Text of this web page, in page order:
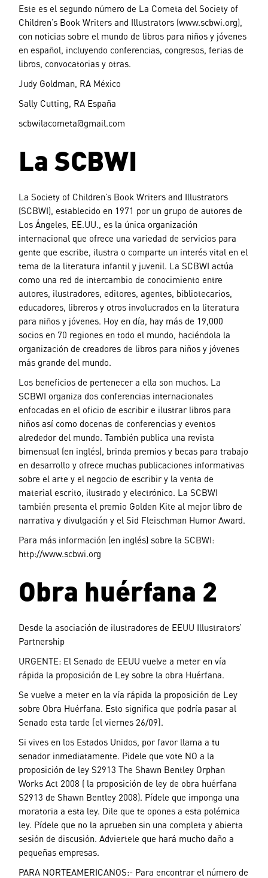
Este es el segundo número de La Cometa del Society of
Children’s Book Writers and Illustrators (www.scbwi.org),
con noticias sobre el mundo de libros para niños y jóvenes
en español, incluyendo conferencias, congresos, ferias de
libros, convocatorias y otras.
Judy Goldman, RA México
Sally Cutting, RA España
scbwilacometa@gmail.com
La SCBWI
La Society of Children’s Book Writers and Illustrators
(SCBWI), establecido en 1971 por un grupo de autores de
Los Ángeles, EE.UU., es la única organización
internacional que ofrece una variedad de servicios para
gente que escribe, ilustra o comparte un interés vital en el
tema de la literatura infantil y juvenil. La SCBWI actúa
como una red de intercambio de conocimiento entre
autores, ilustradores, editores, agentes, bibliotecarios,
educadores, libreros y otros involucrados en la literatura
para niños y jóvenes. Hoy en día, hay más de 19,000
socios en 70 regiones en todo el mundo, haciéndola la
organización de creadores de libros para niños y jóvenes
más grande del mundo.
Los beneficios de pertenecer a ella son muchos. La
SCBWI organiza dos conferencias internacionales
enfocadas en el oficio de escribir e ilustrar libros para
niños así como docenas de conferencias y eventos
alrededor del mundo. También publica una revista
bimensual (en inglés), brinda premios y becas para trabajo
en desarrollo y ofrece muchas publicaciones informativas
sobre el arte y el negocio de escribir y la venta de
material escrito, ilustrado y electrónico. La SCBWI
también presenta el premio Golden Kite al mejor libro de
narrativa y divulgación y el Sid Fleischman Humor Award.
Para más información (en inglés) sobre la SCBWI:
http://www.scbwi.org
Obra huérfana 2
Desde la asociación de ilustradores de EEUU Illustrators’
Partnership
URGENTE: El Senado de EEUU vuelve a meter en vía
rápida la proposición de Ley sobre la obra Huérfana.
Se vuelve a meter en la vía rápida la proposición de Ley
sobre Obra Huérfana. Esto significa que podría pasar al
Senado esta tarde [el viernes 26/09].
Si vives en los Estados Unidos, por favor llama a tu
senador inmediatamente. Pidele que vote NO a la
proposición de ley S2913 The Shawn Bentley Orphan
Works Act 2008 ( la proposición de ley de obra huérfana
S2913 de Shawn Bentley 2008). Pídele que imponga una
moratoria a esta ley. Dile que te opones a esta polémica
ley. Pídele que no la aprueben sin una completa y abierta
sesión de discusión. Adviertele que hará mucho daño a
pequeñas empresas.
PARA NORTEAMERICANOS:- Para encontrar el número de